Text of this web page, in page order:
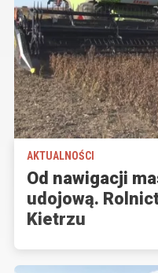
AKTUALNOŚCI
Od nawigacji
udojową.
Kietrzu